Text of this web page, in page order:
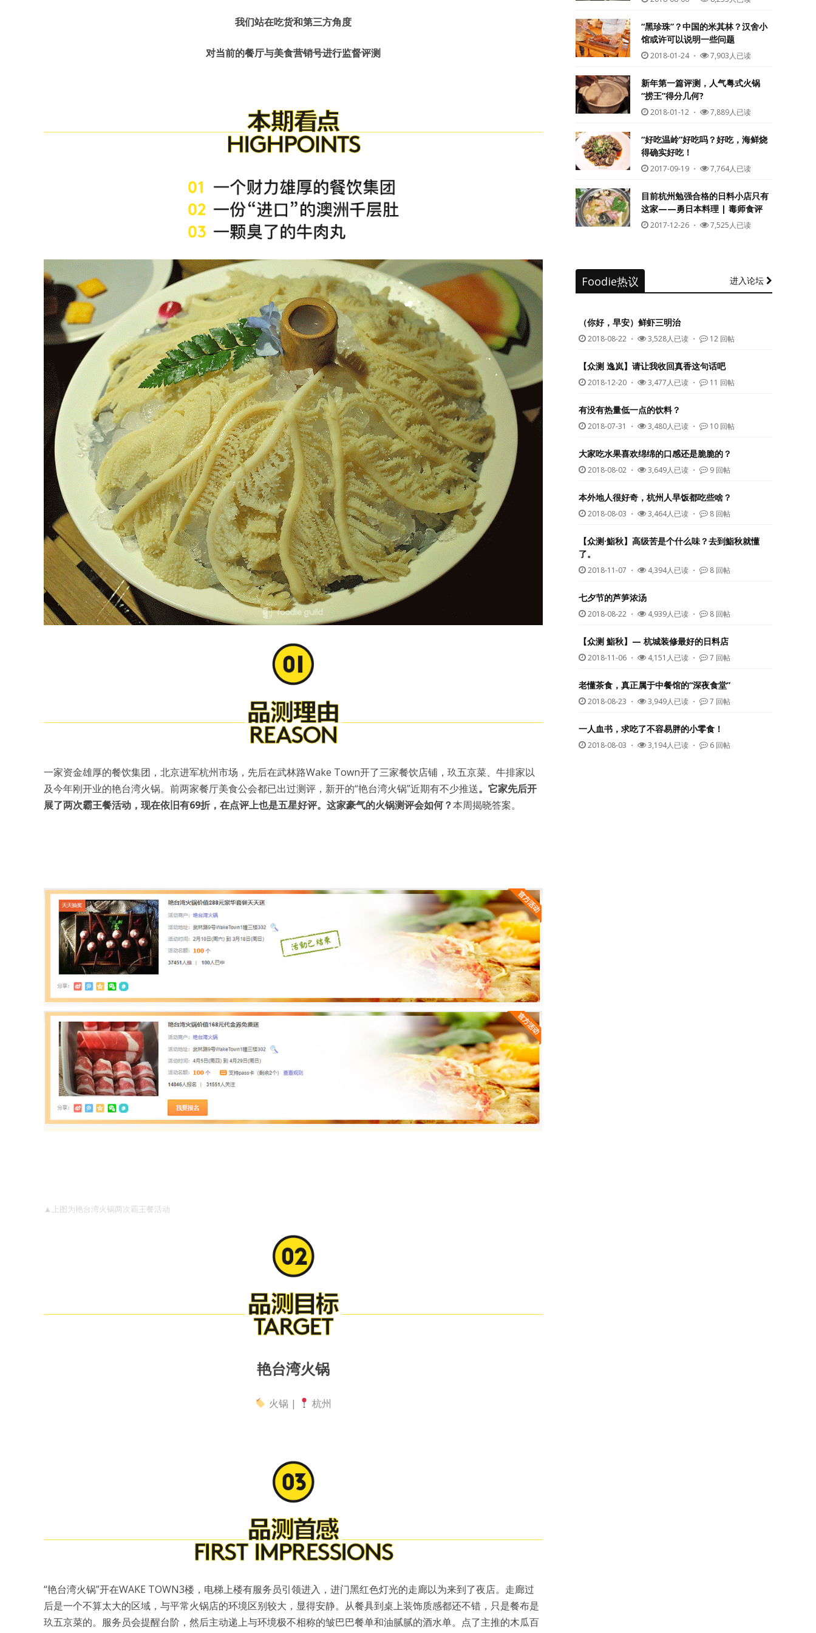
用户名或Email
注册一个
我们站在吃货和第三方角度
对当前的餐厅与美食营销号进行监督评测
一家资金雄厚的餐饮集团，北京进军杭州市场，先后在武林路Wake Town开了三家餐饮店铺，玖五京菜、牛排家以
及今年刚开业的艳台湾火锅。前两家餐厅美食公会都已出过测评，新开的“艳台湾火锅”近期有不少推送。它家先后开
展了两次霸王餐活动，现在依旧有69折，在点评上也是五星好评。这家豪气的火锅测评会如何？本周揭晓答案。
▲上图为艳台湾火锅两次霸王餐活动
艳台湾火锅
火锅 | 杭州
“艳台湾火锅”开在WAKE TOWN3楼，电梯上楼有服务员引领进入，进门黑红色灯光的走廊以为来到了夜店。走廊过
后是一个不算太大的区域，与平常火锅店的环境区别较大，显得安静。从餐具到桌上装饰质感都还不错，只是餐布是
玖五京菜的。服务员会提醒台阶，然后主动递上与环境极不相称的皱巴巴餐单和油腻腻的酒水单。点了主推的木瓜百
“黑珍珠”？中国的米其林？汉舍小
馆或许可以说明一些问题
2018-01-24・ 7,903人已读
新年第一篇评测，人气粤式火锅
“捞王”得分几何?
2018-01-12 ・ 7,889人已读
“好吃温岭”好吃吗？好吃，海鲜烧
得确实好吃！
2017-09-19 ・ 7,764人已读
目前杭州勉强合格的日料小店只有
这家——勇日本料理 | 毒师食评
2017-12-26 ・ 7,525人已读
Foodie热议 进入论坛
（你好，早安）鲜虾三明治
2018-08-22 ・ 3,528人已读 ・ 12 回帖
【众测 逸岚】请让我收回真香这句话吧
2018-12-20 ・ 3,477人已读 ・ 11 回帖
有没有热量低一点的饮料？
2018-07-31 ・ 3,480人已读 ・ 10 回帖
大家吃水果喜欢绵绵的口感还是脆脆的？
2018-08-02 ・ 3,649人已读 ・ 9 回帖
本外地人很好奇，杭州人早饭都吃些啥？
2018-08-03 ・ 3,464人已读 ・ 8 回帖
【众测·鮨秋】高级苦是个什么味？去到鮨秋就懂
了。
2018-11-07 ・ 4,394人已读 ・ 8 回帖
七夕节的芦笋浓汤
2018-08-22 ・ 4,939人已读 ・ 8 回帖
【众测 鮨秋】— 杭城装修最好的日料店
2018-11-06 ・ 4,151人已读 ・ 7 回帖
老懂茶食，真正属于中餐馆的“深夜食堂”
2018-08-23 ・ 3,949人已读 ・ 7 回帖
一人血书，求吃了不容易胖的小零食！
2018-08-03 ・ 3,194人已读 ・ 6 回帖